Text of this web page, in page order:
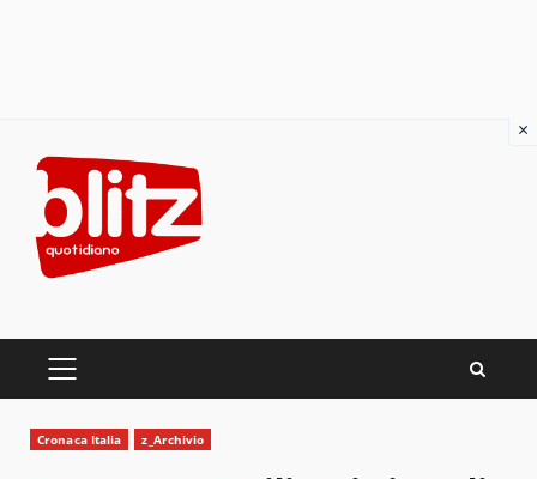
content
PRIMARY
Cronaca Italia z_Archivio
×